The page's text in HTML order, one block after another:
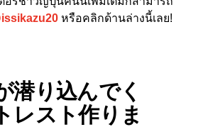
หรือคลิกด้านล่างนี้เลย!
潜り込んでく
レスト作りま